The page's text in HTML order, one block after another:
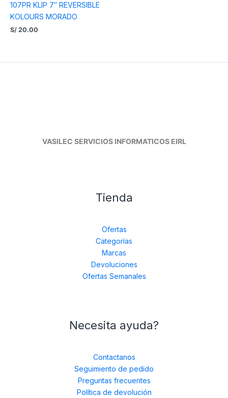
107PR KLIP 7″ REVERSIBLE
KOLOURS MORADO
S/ 20.00
VASILEC SERVICIOS INFORMATICOS EIRL
Tienda
Ofertas
Categorías
Marcas
Devoluciones
Ofertas Semanales
Necesita ayuda?
Contactanos
Seguimiento de pedido
Preguntas frecuentes
Política de devolución